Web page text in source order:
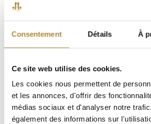
Consentement Détails À
Ce site web utilise des cookies.
Les cookies nous permettent de
et les annonces, d'offrir des
médias sociaux et d'analyser notre
également des informations sur
Vignoble :
Au cœur des Corbières,
terroir d’exception, reconnu Cru du
pierreux et drainants, les vignes plongent
milieu de la garrigue. Le climat
Type de sol : Calcaire, molasses, galets
Vinification : Le Carignan est ramassé
vinifié en macération carbonique. Le
sont vinifiés traditionnellement.
Elevage :